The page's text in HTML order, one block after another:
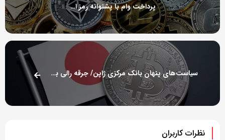
پرداخت وام با پشتوانه رمز ارزها!
سیاست‌های پنهان بانک مرکزی ژاپن/ جرقه رالی بزرگ بیت‌کوین!
نظرات کاربران